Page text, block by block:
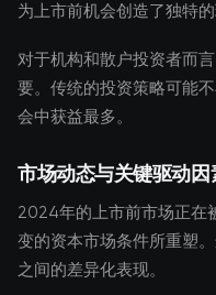
为上市前机会创造了独特的
对于机构和散户投资者而
要。传统的投资策略可能
会中获益最多。
市场动态与关键驱动因
2024年的上市前市场正在
变的资本市场条件所重塑
之间的差异化表现。